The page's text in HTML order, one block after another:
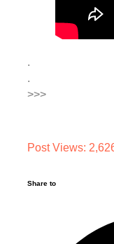
.
.
>>>
Post Views:
Share to